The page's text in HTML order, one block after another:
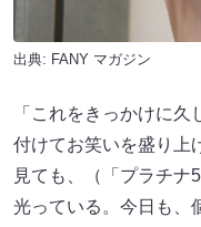
出典: FANY マガジン
「これをきっかけに
付けてお笑いを盛り上
見ても、（「プラチナ
光っている。今日も、